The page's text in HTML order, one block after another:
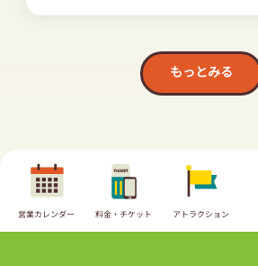
もっとみる
営業カレンダー 料金・チケット アトラクション